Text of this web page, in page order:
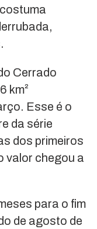
Cerrado
km²
Esse é o
da série
dos primeiros
valor chegou a
para o fim
de agosto de